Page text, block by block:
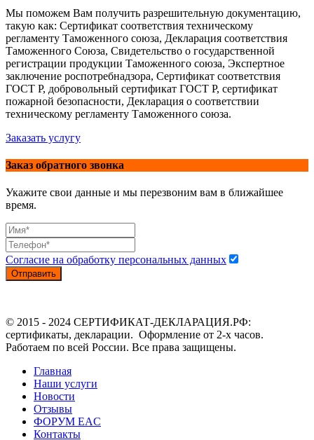
Мы поможем Вам получить разрешительную документацию,
такую как: Сертификат соответствия техническому
регламенту Таможенного союза, Декларация соответствия
Таможенного Союза, Свидетельство о государственной
регистрации продукции Таможенного союза, Экспертное
заключение роспотребнадзора, Сертификат соответствия
ГОСТ Р, добровольный сертификат ГОСТ Р, сертификат
пожарной безопасности, Декларация о соответствии
техническому регламенту Таможенного союза.
Заказать услугу
Заказ обратного звонка
Укажите свои данные и мы перезвоним вам в ближайшее
время.
Согласие на обработку персональных данных
Отправить
© 2015 - 2024 СЕРТИФИКАТ-ДЕКЛАРАЦИЯ.РФ:
сертификаты, декларации. Оформление от 2-х часов.
Работаем по всей России. Все права защищены.
Главная
Наши услуги
Новости
Отзывы
ФОРУМ EAC
Контакты